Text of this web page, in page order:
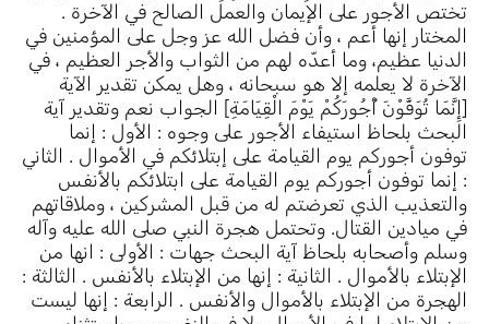
رة النبي صلى الله عليه وآله وسلم وأصحابه بلحاظ آية البحث جهات : الأولى : انها من الإبتلاء بالأموال . الثانية : إنها من الإبتلاء بالأنفس . الثالثة : الهجرة من الإبتلاء بالأموال والأنفس . الرابعة : إنها ليست من الإبتلاء لما في الأموال ولا في النفوس . وباستثناء الوجهة الأخيرة أعلاه فان الجهات الثلاثة الأولى كلها صحيحة. الثالث : إنما توفون أجوركم يوم القيامة على صبركم ، قال تعالى [وَلَنَجْزِيَنَّ الَّذِينَ صَبَرُوا أَجْرَهُمْ بِأَحْسَنِ مَا كَانُوا يَعْمَلُونَ]( ). الرابع : وانما توفون أجوركم يوم القيامة على تقواكم . المسألة التاسعة : ذكرت آية السياق الزحزحة والإبعاد عن النار يوم القيامة ، وأنه فوز عظيم ، وهل تدل الآية على وجود برزخ بين الجنة والنار، وأن الإبعاد عن النار لا يدل على دخول الجنة الجواب لا ، إنما تفيد الواو في وادخل الجنة المعية . ومن إعجاز آية البحث أنها لم تنسب الزحزحة للإنسان نفسه إنما يزحزحه غيره ، إذ ورد الفعل (يزحزح) بصيغة المبني للمجهول ، ولا يقدر على هذه الزحزحة إلا الله عز وجل . وعن عبد الله (ابن عمرو قال : قال رسول الله صلى الله عليه وآله وسلم : من أحب أن يزحزح عن النار وأن يدخل الجنة فلتدركه منيته وهو يؤمن بالله واليوم الآخر ، وليأت إلى الناس ما يحب أن يؤتى إليه) ( ). وذكرت آية البحث وجوهاً من أسباب الزحزحة عن النار وهي : الأول : تعطيل الأعمال والهجرة ، وترك أسباب الرزق المعتادة ، ومحاصرة المشركين للمسلمين . الثاني : بذل وإنفاق المسلمين في سبيل الله ، ليكون من معاني الجمع بين الآيتين : فمن انفق المال في سبيل الله فقد زحزح عن النار ، قال تعالى [الَّذِينَ يُنفِقُونَ أَمْوَالَهُمْ فِي سَبِيلِ اللَّهِ ثُمَّ لاَ يُتْبِعُونَ مَا أَنفَقُوا مَنًّا وَلاَ أَذًى لَهُمْ أَجْرُهُمْ عِنْدَ رَبِّهِمْ وَلاَ خَوْفٌ عَلَيْهِمْ وَلاَ هُمْ يَحْزَنُونَ]( ). الثالث : إتخاذ المسلمين الصبر جلباباً ومنهاجاً وسجية ، وليس من حصر لضروب الصبر في المقام ومنه : أولاً : الصبر على البلاء والإمتحان بالمال . ثانياً : الصبر في طاعة الله وأداء الفرائض العبادية ، ومنه قوله تعالى [وَاسْتَعِينُوا بِالصَّبْرِ وَالصَّلاَةِ وَإِنَّهَا لَكَبِيرَةٌ إِلاَّ عَلَى الْخَاشِعِينَ]( )، وعن الإمام جعفر الصادق عليه السلام في الآية أعلاه قال : الصبر هو الصوم( ). ومن معاني الآية أعلاه عطف الخاص على العام فذات الصلاة صبر . ومن الإعجاز في الصلاة وصبغة الصبر فيها أنها تدفع عن الإنسان وجوهاً من البلاء وتخفف عنه ضروباً من الصبر . ثالثاً : الصبر على المصائب في الدنيا ، قال تعالى [الَّذِينَ إِذَا أَصَابَتْهُمْ مُصِيبَةٌ قَالُوا إِنَّا لِلَّهِ وَإِنَّا إِلَيْهِ رَاجِعُونَ]( ). رابعاً : الصبر عن المحارم وما نهى الله عز وجل عنه ، فقد تقترب المعصية والفاحشة من الإنسان ، وتزول عنها الموانع ، وتنهى عن مقدماتها ، ولا يبقى إلا الصبر والتقوى والخشية من الله عز وجل ، وهو أعم وأعظم زاجر، ليكون من معاني [وَاللَّهُ مَعَ الصَّابِرِينَ]( )، بخصوص هذا الوجه مجئ المدد من عند الله لصرف الفاحشة ، ولطرو موانع حسية دونها . وهل يختص الأمر بالصبر في ذات موضوع الفاحشة أم هو أعم . الجواب هو الثاني فمثلاً أداء فريضة صلاة الفجر يدفع عن الإنسان الفاحشة سواء القريبة أو البعيدة ، والظاهرة أو الخفية والتي يعلم بها أو أنها تنكشف له يوم القيامة ، وهو من مصاديق قوله تعالى [إِنَّ الصَّلاَةَ تَنْهَى عَنْ الْفَحْشَاءِ وَالْمُنْكَرِ]( )، لتأكيد قانون وهو من معاني النهي في المقام صرف الفحشاء ، وإبعاد المنكر والمعصية عن الإنسان . ويدل عليه قوله تعالى في يوسف عليه السلام [وَلَقَدْ هَمَّتْ بِهِ وَهَمَّ بِهَا لَوْلاَ أَنْ رَأَى بُرْهَانَ رَبِّهِ كَذَلِكَ لِنَصْرِفَ عَنْهُ السُّوءَ وَالْفَحْشَاءَ إِنَّهُ مِنْ عِبَادِنَا الْمُخْلَصِينَ]( ). ولقد توارث الأنبياء الصلاة وتعاهدوها ، وتركوها إرثاً عقائدياً وزينة لأبنائهم ، قال تعالى [وَوَصَّى بِهَا إِبْرَاهِيمُ بَنِيهِ وَيَعْقُوبُ يَابَنِيَّ إِنَّ اللَّهَ اصْطَفَى لَكُمْ الدِّينَ فَلاَ تَمُوتُنَّ إِلاَّ وَأَنْتُمْ مُسْلِمُونَ]( ). المسألة العاشرة : لقد أختتمت آية السياق بقانون من الإرادة التكوينية [وَمَا الْحَيَاةُ الدُّنْيَا إِلاَّ مَتَاعُ الْغُرُورِ] ( ) للإخبار عن قانون يصاحب حياة الناس في الأرض من أيام أبينا آدم إلى يوم القيامة ، وهو إتصاف الدنيا بصبغة الغرور. ومن مصاديق عله هذا القانون بخصوص آية البحث وجوه : الأول : طرو الموت على كل إنسان ، إذ ابتدأت آية البحث بقوله تعالى [كُلُّ نَفْسٍ ذَائِقَةُ الْمَوْتِ] ( ) والتي تدل على أن الموت أمر وجودي ، وكما يأتي بصيغة الفاعل كما في قوله تعالى [حَتَّى إِذَا حَضَرَ أَحَدَهُمْ الْمَوْتُ] ( ) فأنه يأتي بصيغة المفعول ، والمتأثر والذي يقع عليه فعل الفاعل ، وهو من معاني آية السياق [ذَائِقَةُ الْمَوْتِ] وإن كان يعرب في الصناعة النحوية (مضاف إليه ) ( ) فالموت يُذاق ، وله مذاق . وتدل آيات القرآن والسنة النبوية ، والوجدان والشواهد على أن مذاق الموت مرّ ، وكذا شدائده وسكراته ، وفي التنزيل [وَجَاءَتْ سَكْرَةُ الْمَوْتِ بِالْحَقِّ ذَلِكَ مَا كُنْتَ مِنْهُ تَحِيدُ]( ). وهل يدخل القتل في الآية ، الجواب نعم ، إذ أن النسبة بين الموت والقتل هي العموم والخصوص المطلق . الثاني : قصر عمر الإنسان في الحياة الدنيا ، وسرعة ذهاب اللذة ، إذ أنها حسية ، سواء كانت في المأكل أو اللبس أو المسكن أو الجاه والشأن ، ومن معاني الغرور الذي لا بقاء له . الثالث : نيل الأجر على الإيمان وعمل الصالحات في الآخرة ، ومواطن الحساب والجزاء . الرابع : من إعجاز الآية نسبة العموم والخصوص بين الإخبار عن الموت وبين الأجر والثواب ، ومجئ أول الآية بصيغة الجملة الخبرية ، ثم انتقلت إلى لغة الخطاب ، وكأنه من الإلتفات في الإصطلاح البلاغي فلم تقل الآية : كل نفس ذائقة الموت ، وإنما يوفى الناس أجورهم يوم القيامة ، إنما خصت الآية الذين آمنوا من جهات : الأولى : دلالة نظم وسياق الآيات ، إذ ورد نداء التشريف [يَاأَيُّهَا الَّذِينَ آمَنُوا لاَ تَكُونُوا كَالَّذِينَ كَفَرُوا وَقَالُوا لِإِخْوَانِهِمْ إِذَا ضَرَبُوا فِي الأَرْضِ أَوْ كَانُوا غُزًّى لَوْ كَانُوا عِنْدَنَا مَا مَاتُوا وَمَا قُتِلُوا لِيَجْعَلَ اللَّهُ ذَلِكَ حَسْرَةً فِي قُلُوبِهِمْ وَاللَّهُ يُحْيِ وَيُمِيتُ وَاللَّهُ بِمَا تَعْمَلُونَ بَصِيرٌ] ( ). الثانية : مجئ الآية قبل السابقة خطاباً للنبي محمد صلى الله عليه وآله وسلم وتتضمن الإخبار عن تكذيب طائفة من الناس برسالة النبي محمد صلى الله عليه وآله وسلم بقوله تعالى [فَإِنْ كَذَّبُوكَ فَقَدْ كُذِّبَ رُسُلٌ مِنْ قَبْلِكَ جَاءُوا بِالْبَيِّنَاتِ وَالزُّبُرِ وَالْكِتَابِ الْمُنِيرِ] ( ) لبيان أن الجحود بالتوحيد وإنكار الرسالة برزخ دون القول بالأجور يوم القيامة . الثالثة : دلالة آيات الأجر المتعددة في القرآن ، منها قوله تعالى [إِنَّا لاَ نُضِيعُ أَجْرَ مَنْ أَحْسَنَ عَمَلاً] ( )وقال تعالى [إِنَّا لاَ نُضِيعُ أَجْرَ الْمُصْلِحِينَ] ( ) وقوله تعالى [وَلَنَجْزِيَنَّ الَّذِينَ صَبَرُوا أَجْرَهُمْ بِأَحْسَنِ مَا كَانُوا يَعْمَلُونَ] ( ) ويستلزم الإبتلاء بالأموال والأنفس الصبر في جنب الله ، وفي التنزيل [أَنْ تَقُولَ نَفْسٌ يَاحَسْرَتَا عَلَى مَا فَرَّطْتُ فِي جَنْبِ اللَّهِ وَإِنْ كُنْتُ لَمِنْ السَّاخِرِينَ] ( ). الرابعة : ابتداء آية البحث بالخطاب إلى المسلمين ليكون معطوفاً في معناه على صيغة الخطاب في الآية السابقة ، إنما توفون أجوركم . المسألة الحادية عشرة : أختتمت آية السياق بالإخبار عن كون الدنيا دار الغرور والزوال لتكون مواساة للمسلمين والمسلمات في ملاقاتهم الإبتلاء ، وتلقيهم الخسارة في المال ،وإنفاقهم في سبيل الله بلحاظ أن قوله تعالى [لَتُبْلَوُنَّ فِي أَمْوَالِكُمْ] ( ) لبيان الإعجاز في لفظ [لَتُبْلَوُنَّ]. قال تعالى [وَنَبْلُوكُمْ بِالشَّرِّ وَالْخَيْرِ فِتْنَةً وَإِلَيْنَا تُرْجَعُونَ] ( ). من الإعجاز في آية السياق أنها لم تبين أن إستيفاء المؤمنين أجورهم يوم القيامة سبب وعلة تامة للزحزحة عن النار ، إنما ذكرت هذه الزحزحة بقانون مستقل بعد الأجور ، لبيان أنها قد تدخل الإنسان الجنة ، وأن الأجور توضع بميزان ، قال تعالى [وَنَضَعُ الْمَوَازِينَ الْقِسْطَ لِيَوْمِ الْقِيَامَةِ فَلاَ تُظْلَمُ نَفْسٌ شَيْئًا وَإِنْ كَانَ مِثْقَالَ حَبَّةٍ مِنْ خَرْدَلٍ أَتَيْنَا بِهَا وَكَفَى بِنَا حَاسِبِينَ]( ). ويحتمل ميزان الآخرة وجوهاً : الأول : إنه ميزان عدل . الثاني : إنه ميزان رحمة . الثالث : إنه ميزان رحمة للمؤمنين ، وميزان عدل للذين كفروا . الرابع : إنه ميزان عدل ورحمة للناس جميعاً . والمختار هو الأخير . قال تعالى [فَأَمَّا مَنْ ثَقُلَتْ مَوَازِينُهُ * فَهُوَ فِي عِيشَةٍ رَاضِيَةٍ * وَأَمَّا مَنْ خَفَّتْ مَوَازِينُهُ * فَأُمُّهُ هَاوِيَةٌ] ( ) لإفادة المجازاة يوم القيامة ، وأختلف في ميزان الآخرة على قولين : الأول : الميزان أمر حقيقي وحسي وله لسان وكفتان ، وهو مشهور علماء الإسلام ، وهو المختار ، ويدل عليه ظاهر الآيات ، ولإقامة الحجة على الناس يوم القيامة ، وفي التنزيل [فَلِلَّهِ الْحُجَّةُ الْبَالِغَةُ] ( ) فصحيح أن الأعمال ليست أجساماً وأشياء محسوسة ولكنها تصير بسنخية تصلح للثقل والترجيح . الثاني : المراد من الميزان أمر معنوي . وهل هو ميزان واحد أم موازين متعددة وكثيرة ، المختار الثاني ، قال تعالى [وَنَضَعُ الْمَوَازِينَ الْقِسْطَ لِيَوْمِ الْقِيَامَةِ] ( ). ومع أن الأعمال أعراض ليس لها وزن إلا أنها توزن بكيفية تتصف بالدقة بعظيم قدرة الله عز وجل ، وقيل توزن صحائف الأعمال وهو بعيد. وبلحاظ الميزان يكون تقدير آية البحث : لتبلون في أموالكم وأنفسكم،لتثقل موازينكم ، وتترجح كفة الحسنات ، وهو الذي تدل علية آية السياق بأن استيفاء أجور المؤمنين يوم القيامة ، وفيه شاهد بأن الأجور توضع في الميزان . وليس ذات الأعمال لإرادة مضاعفة الأجور بالنسبة للعمل ، قال تعالى [مَنْ جَاءَ بِالْحَسَنَةِ فَلَهُ عَشْرُ أَمْثَالِهَا] ( ). المسألة الثانية عشرة : لقد أخبرت آية البحث عن نيل المؤمنين الأجر والثواب يوم القيامة ، على ما لاقوه في الحياة الدنيا ، وعلى صبرهم واجتهادهم في طاعة الله عز وجل ، وأخبرت آية البحث عن تلقيهم الأذى من المشركين ، ومن طائفة من أهل الكتاب ، فهل في تلقي هذا الأذى ثواب لهم ، الجواب نعم . وقد وصفت آية البحث هذا الأذى بكونه [كثيراً] لتصاحبه البشارة بالثواب العظيم ، وهذه المصاحبة مواساة للمؤمنين ، وتخفيف عن شدة الأذى ، وكأن الجمع بين آية البحث وآية السياق يفيد مسألة وهي كلما كان الأذى كثيراً إزداد الأجر والثواب أضعافاً . لذا أختتمت آية البحث بالحضّ على الصبر والتقوى ، وفيه شاهد على أن القرآن يدعو إلى السلم ومقابلة الأذى الكثير بالصبر ، وعدم الرد بمثله أو بأذى أقل من عنده . وفيه يجتمع الصبر والتقوى في موضوع واحد مثل الصيام وأداء الصلاة، وفي التنزيل [وَقُلْ لِعِبَادِي يَقُولُوا الَّتِي هِيَ أَحْسَنُ] ( ). (عن أبي ذر قال : قلت : يا نبي الله ، أي العمل أفضل ؟ قال : الإيمان بالله والجهاد في سبيله . قال : قلت : أي الرقاب أفضل يا نبي الله ؟ قال : أنفسها عند أهلها وأكثرها ثمنا . قال : قلت : أرأيت إن لم أفعل . قال : تعين ضعيفا أو تصنع لأخرق( ). قال : قلت : أرأيت إن ضعفت . قال : تكف شرك عن الناس ، فإنه صدقة منك على نفسك) ( ). المسألة الثالثة عشرة :لقد ذكرت آية السياق الفوز بقوله تعالى [فَمَنْ زُحْزِحَ عَنْ النَّارِ وَأُدْخِلَ الْجَنَّةَ فَقَدْ فَازَ] ( ) وهل هذا الفوز في الآخرة ، وهو ظاهر الآية القرآنية ، ولعدم القول بالاستصحاب القهقري ، أم أنه شامل للحياة الدنيا ، أي يحتمل تقدير الآية وجوهاً : الأول : فقد فاز في الدنيا . الثاني : فقد فاز في الآخرة . الثالث : فقد فاز في الدنيا والآخرة . والمختار هو الأول ،وجاءت الآية للبشارة ، ولينعم المؤمنون وهم في الدنيا بالبشارة بالفوز بالجنة ، فم